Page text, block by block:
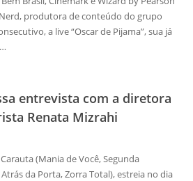
produtora de conteúdo do grupo
a live “Oscar de Pijama”, sua já
entrevista com a diretora
Renata Mizrahi
(Mania de Você, Segunda
da Porta, Zorra Total), estreia no dia